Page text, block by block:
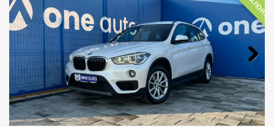
Next